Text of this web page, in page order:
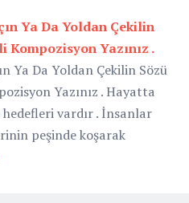
Ya Da Yoldan Çekilin
Kompozisyon Yazınız .
Ya Da Yoldan Çekilin Sözü
Yazınız . Hayatta
vardır . İnsanlar
peşinde koşarak